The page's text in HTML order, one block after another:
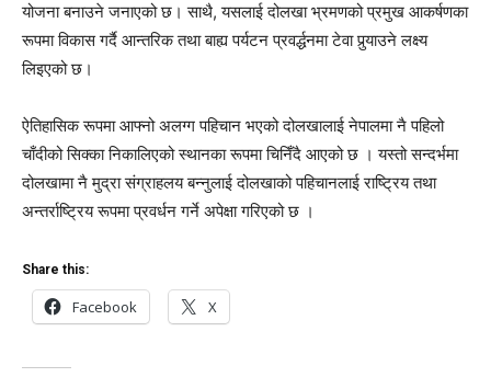
योजना बनाउने जनाएको छ। साथै, यसलाई दोलखा भ्रमणको प्रमुख आकर्षणका
रूपमा विकास गर्दै आन्तरिक तथा बाह्य पर्यटन प्रवर्द्धनमा टेवा पुर्‍याउने लक्ष्य
लिइएको छ।
ऐतिहासिक रूपमा आफ्नो अलग्ग पहिचान भएको दोलखालाई नेपालमा नै पहिलो
चाँदीको सिक्का निकालिएको स्थानका रूपमा चिनिँदै आएको छ । यस्तो सन्दर्भमा
दोलखामा नै मुद्रा संग्राहलय बन्नुलाई दोलखाको पहिचानलाई राष्ट्रिय तथा
अन्तर्राष्ट्रिय रूपमा प्रवर्धन गर्ने अपेक्षा गरिएको छ ।
Share this:
Facebook X